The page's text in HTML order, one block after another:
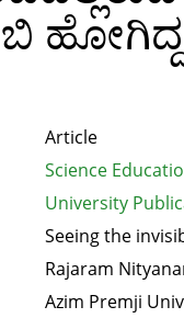
Article
Science
University
Seeing the
Rajaram
Azim Premji